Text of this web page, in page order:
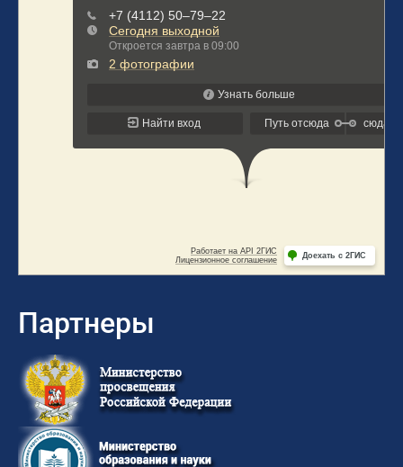
Партнеры